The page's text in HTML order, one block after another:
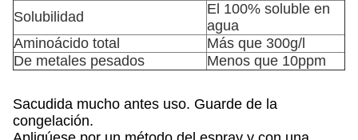
Solubilidad
El 100% soluble en
agua
Aminoácido total
Más que 300g/l
De metales pesados
Menos que 10ppm
Sacudida mucho antes uso. Guarde de la
congelación.